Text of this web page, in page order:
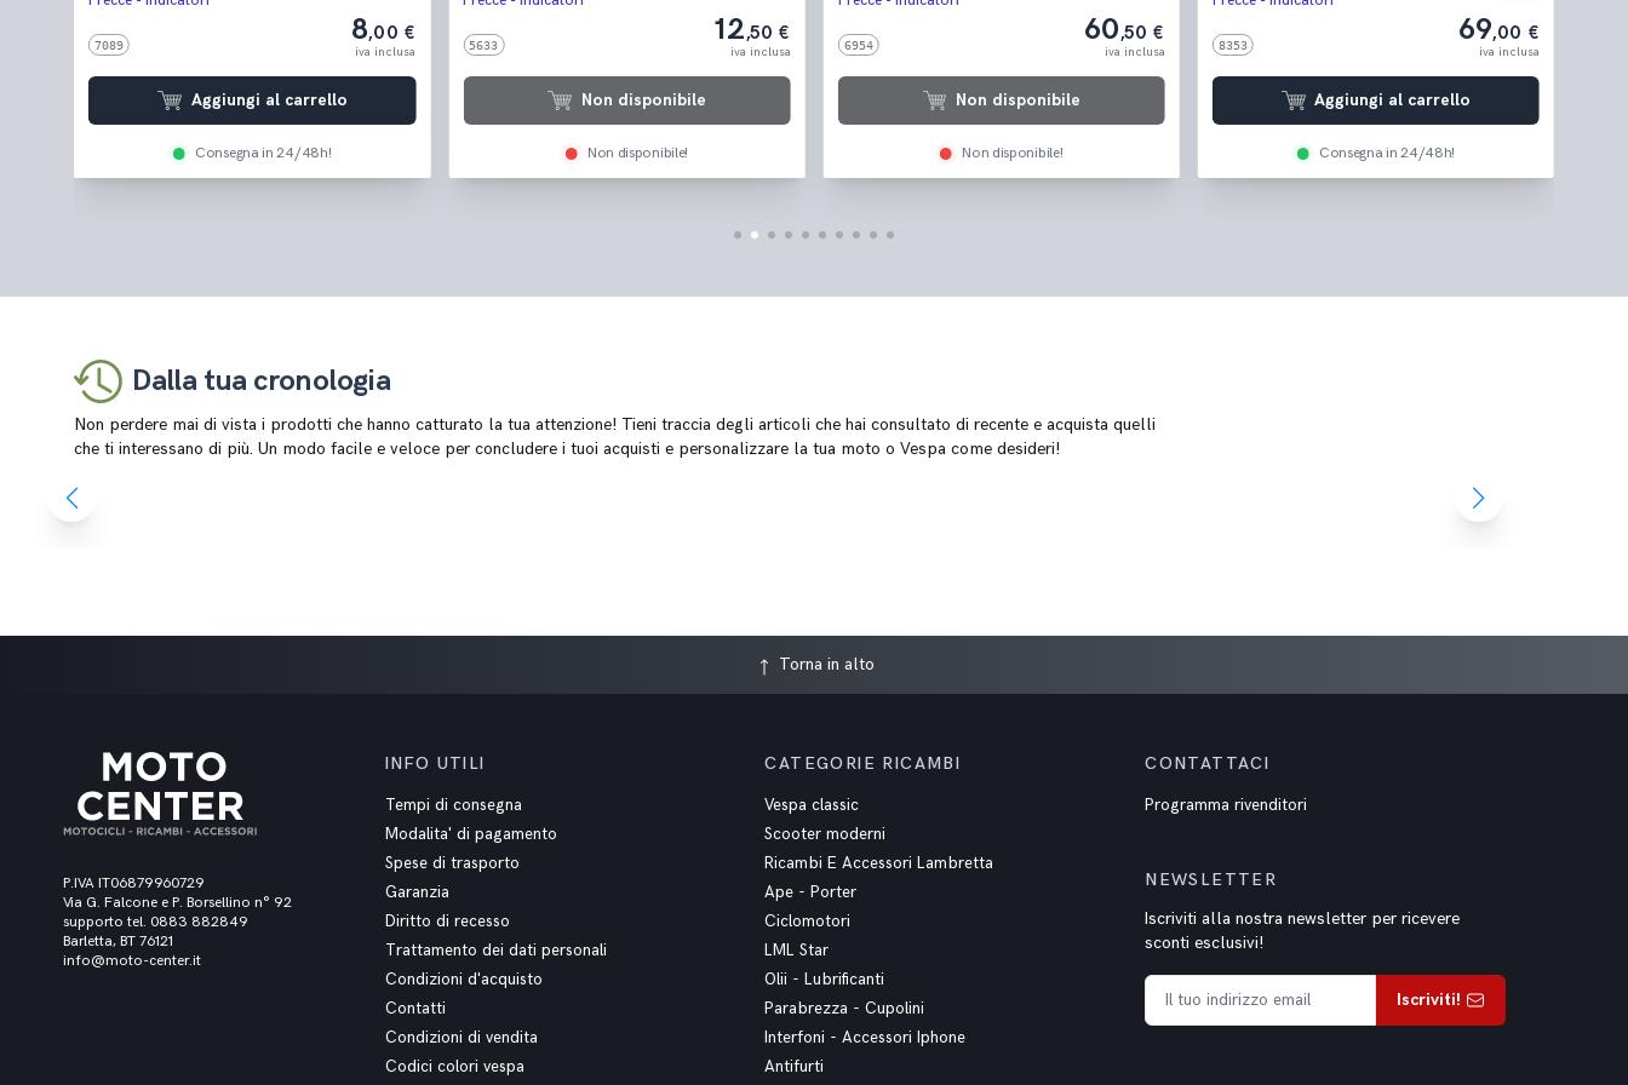
7089 8,00 €
iva inclusa
Aggiungi al carrello
Consegna in 24/48h!
5633 12,50 €
iva inclusa
Non disponibile
Non disponibile!
HPE-TECH 4T/4V IE ABS ('18-'22) - VESPA
GTV 300 SEI GIORNI IE E4 ABS ('19-'22)
6954 60,50 €
iva inclusa
Non disponibile
Non disponibile!
8353 69,00 €
iva inclusa
Aggiungi al carrello
Consegna in 24/48h!
Dalla tua cronologia
Non perdere mai di vista i prodotti che hanno catturato la tua attenzione! Tieni traccia degli articoli che hai consultato di recente e acquista quelli
che ti interessano di più. Un modo facile e veloce per concludere i tuoi acquisti e personalizzare la tua moto o Vespa come desideri!
Torna in alto
P.IVA IT06879960729
Via G. Falcone e P. Borsellino n° 92
supporto tel. 0883 882849
Barletta, BT 76121
info@moto-center.it
INFO UTILI
Tempi di consegna
Modalita' di pagamento
Spese di trasporto
Garanzia
Diritto di recesso
Trattamento dei dati personali
Condizioni d'acquisto
Contatti
Condizioni di vendita
Codici colori vespa
CATEGORIE RICAMBI
Vespa classic
Scooter moderni
Ricambi E Accessori Lambretta
Ape - Porter
Ciclomotori
LML Star
Olii - Lubrificanti
Parabrezza - Cupolini
Interfoni - Accessori Iphone
Antifurti
CONTATTACI
Programma rivenditori
NEWSLETTER
Iscriviti alla nostra newsletter per ricevere
sconti esclusivi!
Iscriviti!